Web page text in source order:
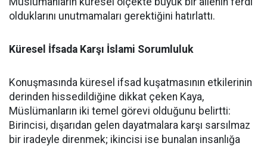
olduklarını unutmamaları gerektiğini hatırlattı.
Küresel İfsada Karşı İslami Sorumluluk
Konuşmasında küresel ifsad kuşatmasının etkilerinin
derinden hissedildiğine dikkat çeken Kaya,
Müslümanların iki temel görevi olduğunu belirtti:
Birincisi, dışarıdan gelen dayatmalara karşı sarsılmaz
bir iradeyle direnmek; ikincisi ise bunalan insanlığa